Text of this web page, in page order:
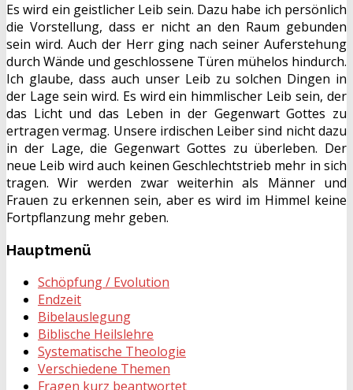
Es wird ein geistlicher Leib sein. Dazu habe ich persönlich
die Vorstellung, dass er nicht an den Raum gebunden
sein wird. Auch der Herr ging nach seiner Auferstehung
durch Wände und geschlossene Türen mühelos hindurch.
Ich glaube, dass auch unser Leib zu solchen Dingen in
der Lage sein wird. Es wird ein himmlischer Leib sein, der
das Licht und das Leben in der Gegenwart Gottes zu
ertragen vermag. Unsere irdischen Leiber sind nicht dazu
in der Lage, die Gegenwart Gottes zu überleben. Der
neue Leib wird auch keinen Geschlechtstrieb mehr in sich
tragen. Wir werden zwar weiterhin als Männer und
Frauen zu erkennen sein, aber es wird im Himmel keine
Fortpflanzung mehr geben.
Hauptmenü
Schöpfung / Evolution
Endzeit
Bibelauslegung
Biblische Heilslehre
Systematische Theologie
Verschiedene Themen
Fragen kurz beantwortet